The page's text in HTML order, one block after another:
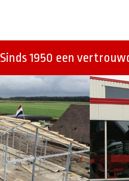
Sinds 1950 een